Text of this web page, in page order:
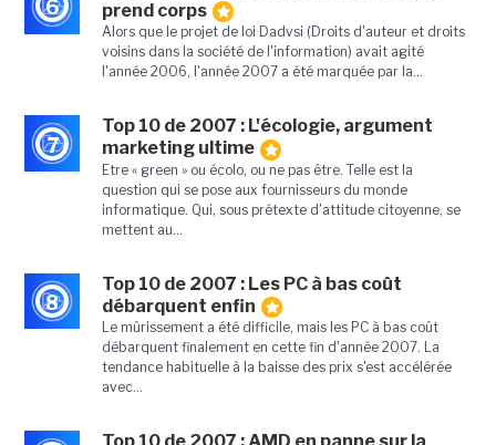
6
prend corps
Alors que le projet de loi Dadvsi (Droits d'auteur et droits
voisins dans la société de l'information) avait agité
l'année 2006, l'année 2007 a été marquée par la...
7
Top 10 de 2007 : L'écologie, argument
marketing ultime
Etre « green » ou écolo, ou ne pas être. Telle est la
question qui se pose aux fournisseurs du monde
informatique. Qui, sous prétexte d'attitude citoyenne, se
mettent au...
8
Top 10 de 2007 : Les PC à bas coût
débarquent enfin
Le mûrissement a été difficile, mais les PC à bas coût
débarquent finalement en cette fin d'année 2007. La
tendance habituelle à la baisse des prix s'est accélérée
avec...